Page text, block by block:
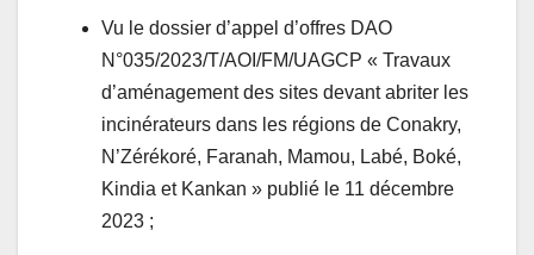
Vu le dossier d’appel d’offres DAO
N°035/2023/T/AOI/FM/UAGCP « Travaux
d’aménagement des sites devant abriter les
incinérateurs dans les régions de Conakry,
N’Zérékoré, Faranah, Mamou, Labé, Boké,
Kindia et Kankan » publié le 11 décembre
2023 ;